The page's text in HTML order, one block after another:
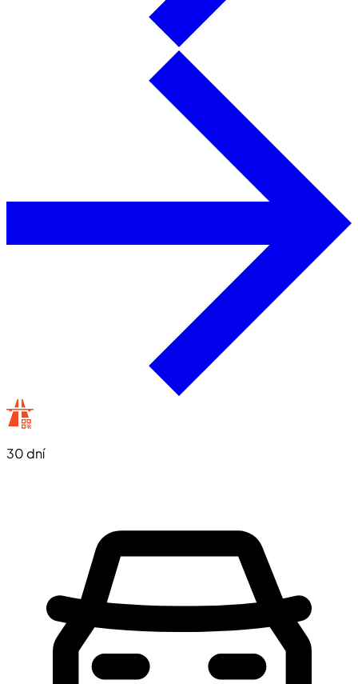
30 dní